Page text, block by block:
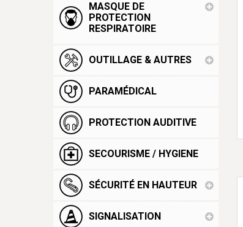
MASQUE DE
PROTECTION
RESPIRATOIRE
OUTILLAGE & AUTRES
PARAMÉDICAL
PROTECTION AUDITIVE
SECOURISME / HYGIENE
SÉCURITÉ EN HAUTEUR
SIGNALISATION